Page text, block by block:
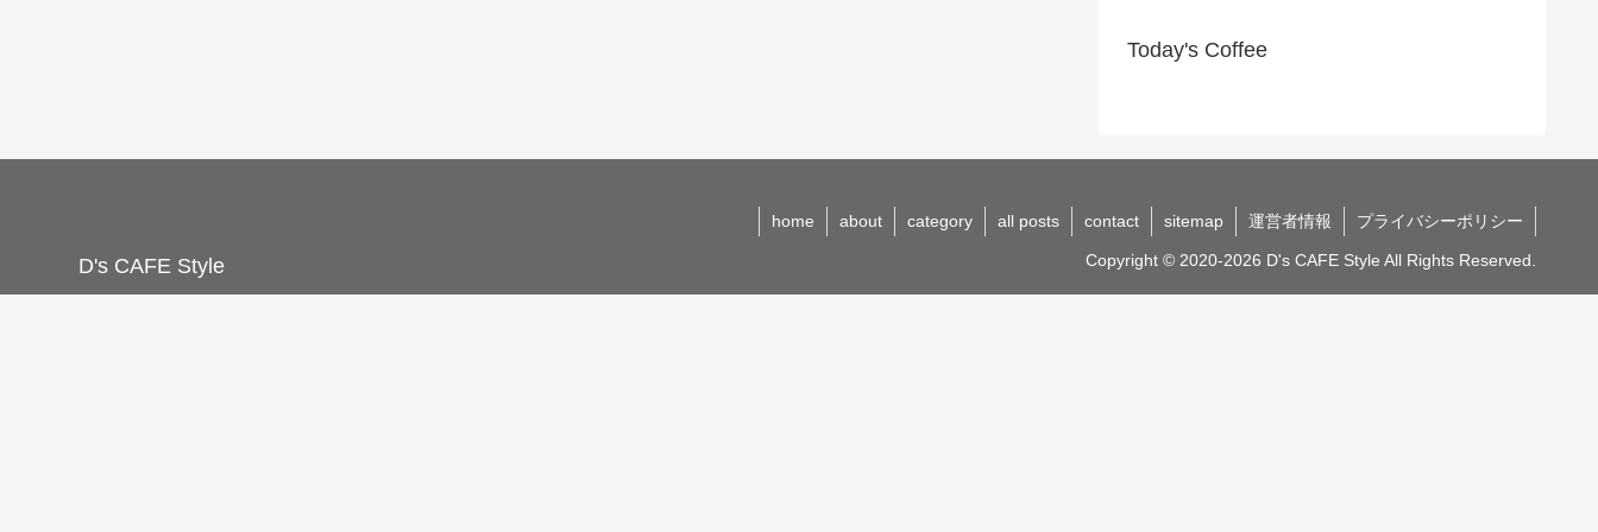
Today's Coffee
D's CAFE Style
home about category all posts contact sitemap 運営者情報 プライバシーポリシー
Copyright © 2020-2026 D's CAFE Style All Rights Reserved.